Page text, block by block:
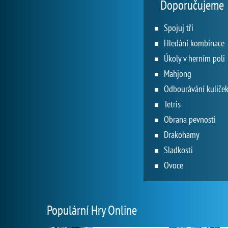
Doporučujeme
Spojuj tři
Hledání kombinace
Úkoly v herním poli
Mahjong
Odbourávání kuliček
Tetris
Obrana pevnosti
Drakohamy
Sladkosti
Ovoce
Populární Hry Online